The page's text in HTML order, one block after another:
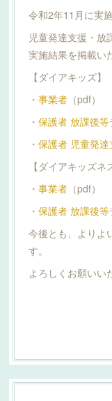
令和2年11月に実
児童発達支援・放
実施結果を掲載い
【ダイアキッズ】
・ 事業者（pdf）
・ 保護者 放課後等
・ 保護者 児童発達
【ダイアキッズネ
・ 事業者（pdf）
・ 保護者 放課後等
今後とも、よりよ
す。
よろしくお願いい